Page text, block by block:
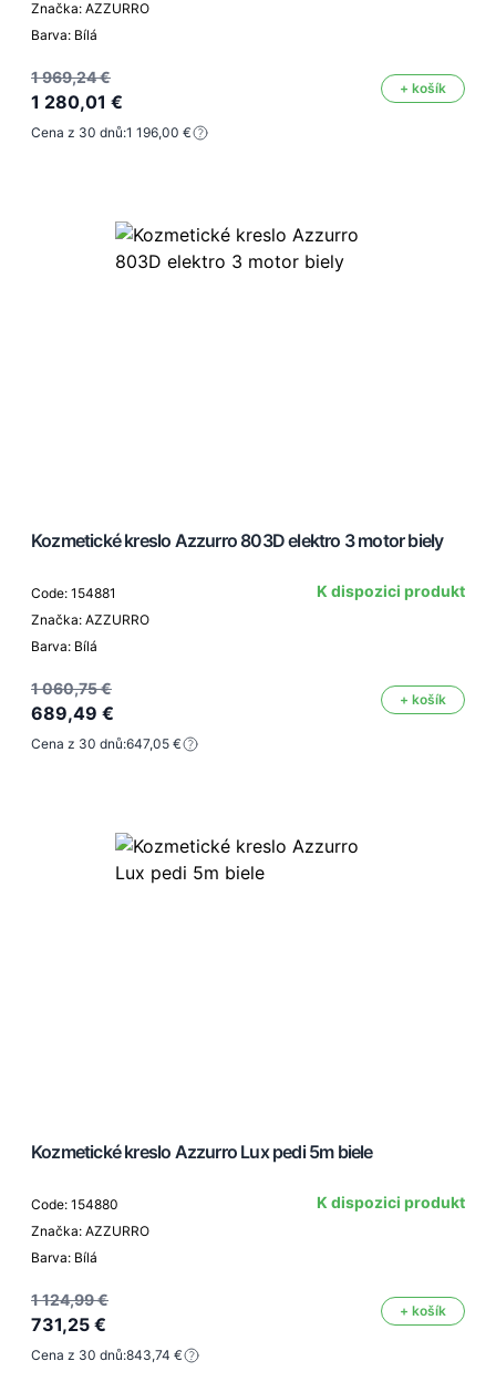
Značka: AZZURRO
Barva: Bílá
1 969,24 €
1 280,01 €
+ košík
Cena z 30 dnů:1 196,00 €
Kozmetické kreslo Azzurro 803D elektro 3 motor biely
Code: 154881
Značka: AZZURRO
Barva: Bílá
K dispozici produkt
1 060,75 €
689,49 €
+ košík
Cena z 30 dnů:647,05 €
Kozmetické kreslo Azzurro Lux pedi 5m biele
Code: 154880
Značka: AZZURRO
Barva: Bílá
K dispozici produkt
1 124,99 €
731,25 €
+ košík
Cena z 30 dnů:843,74 €